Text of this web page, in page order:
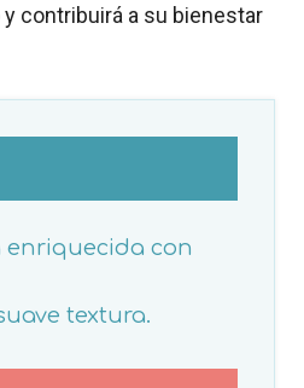
contribuirá a su bienestar
enriquecida con
textura.